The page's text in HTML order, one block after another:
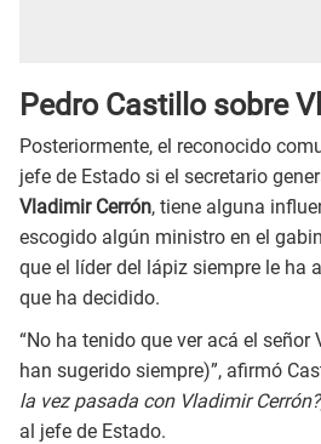
Pedro Castillo sobre
Posteriormente, el reconocido
jefe de Estado si el secretario
Vladimir Cerrón, tiene alguna
escogido algún ministro en el
que el líder del lápiz siempre le ha
que ha decidido.
“No ha tenido que ver acá el señor
han sugerido siempre)”, afirmó
la vez pasada con Vladimir
al jefe de Estado.